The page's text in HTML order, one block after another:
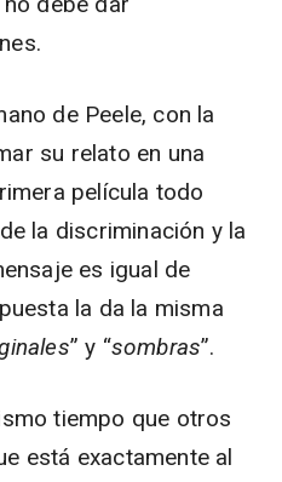
de Peele, con la
su relato en una
película todo
la discriminación y la
es igual de
la da la misma
” y “sombras”.
tiempo que otros
está exactamente al